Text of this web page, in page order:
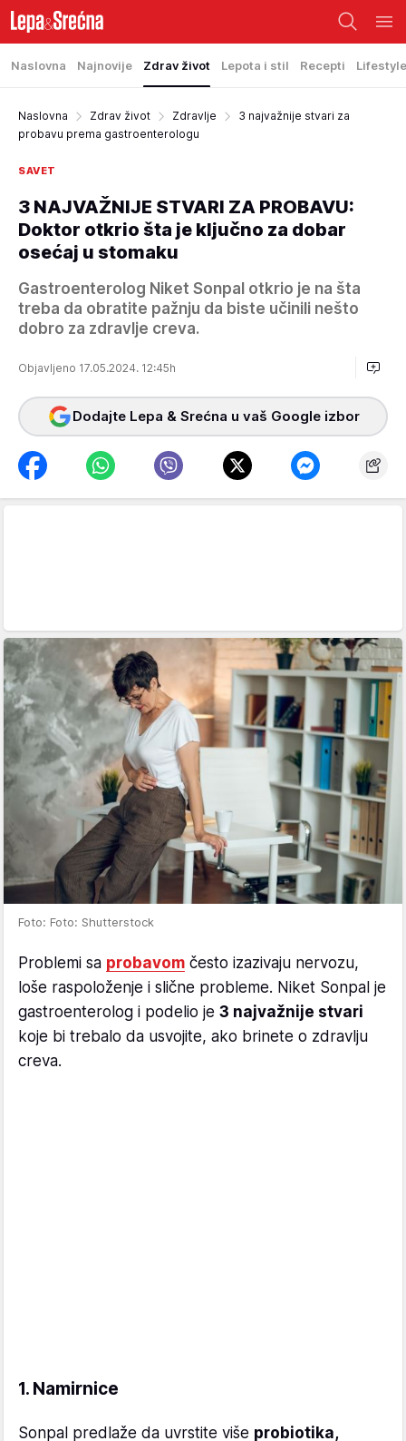
Naslovna Najnovije Zdrav život Lepota i stil Recepti Lifestyle
Naslovna Zdrav život Zdravlje
3 najvažnije stvari za
probavu prema gastroenterologu
SAVET
3 NAJVAŽNIJE STVARI ZA PROBAVU:
Doktor otkrio šta je ključno za dobar
osećaj u stomaku
Gastroenterolog Niket Sonpal otkrio je na šta
treba da obratite pažnju da biste učinili nešto
dobro za zdravlje creva.
Objavljeno 17.05.2024. 12:45h
Dodajte Lepa & Srećna u vaš Google izbor
Foto: Foto: Shutterstock
Problemi sa probavom često izazivaju nervozu,
loše raspoloženje i slične probleme. Niket Sonpal je
gastroenterolog i podelio je 3 najvažnije stvari
koje bi trebalo da usvojite, ako brinete o zdravlju
creva.
1. Namirnice
Sonpal predlaže da uvrstite više probiotika,